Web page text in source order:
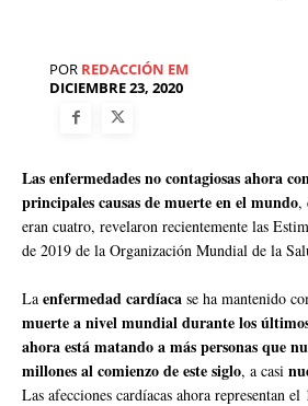
POR REDACCIÓN EM
DICIEMBRE 23, 2020
Las enfermedades no contagiosas ahora
principales causas de muerte en el mundo,
eran cuatro, revelaron recientemente las
de 2019 de la Organización Mundial de la
La enfermedad cardíaca se ha mantenido
muerte a nivel mundial durante los
ahora está matando a más personas que
millones al comienzo de este siglo, a casi
Las afecciones cardíacas ahora representan